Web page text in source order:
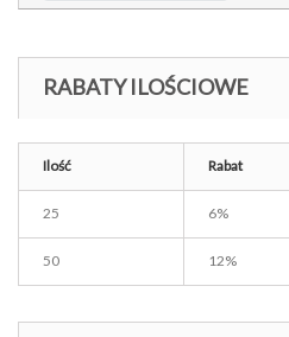
RABATY ILOŚCIOWE
Ilość Rabat
25 6%
50 12%